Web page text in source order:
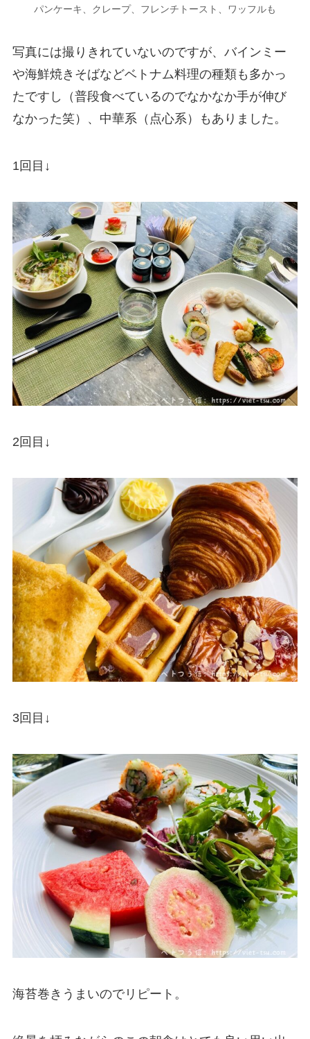
パンケーキ、クレープ、フレンチトースト、ワッフルも
写真には撮りきれていないのですが、バインミー
や海鮮焼きそばなどベトナム料理の種類も多かっ
たですし（普段食べているのでなかなか手が伸び
なかった笑）、中華系（点心系）もありました。
1回目↓
2回目↓
3回目↓
海苔巻きうまいのでリピート。